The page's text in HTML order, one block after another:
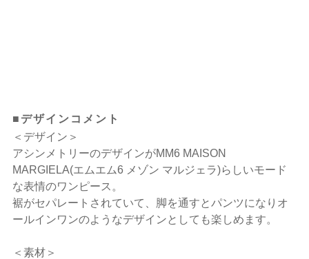
■デザインコメント
＜デザイン＞
アシンメトリーのデザインがMM6 MAISON
MARGIELA(エムエム6 メゾン マルジェラ)らしいモード
な表情のワンピース。
裾がセパレートされていて、脚を通すとパンツになりオ
ールインワンのようなデザインとしても楽しめます。
＜素材＞